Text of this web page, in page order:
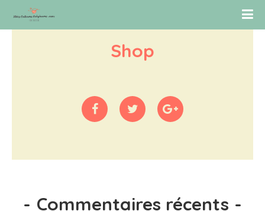
Shop
- Commentaires récents -